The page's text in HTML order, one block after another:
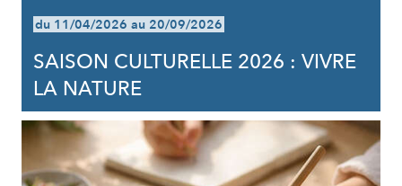
du 11/04/2026 au 20/09/2026
SAISON CULTURELLE 2026 : VIVRE
LA NATURE